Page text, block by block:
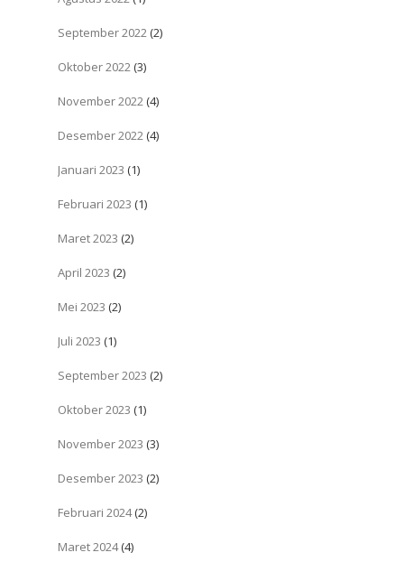
September 2022 (2)
Oktober 2022 (3)
November 2022 (4)
Desember 2022 (4)
Januari 2023 (1)
Februari 2023 (1)
Maret 2023 (2)
April 2023 (2)
Mei 2023 (2)
Juli 2023 (1)
September 2023 (2)
Oktober 2023 (1)
November 2023 (3)
Desember 2023 (2)
Februari 2024(2)
Maret 2024(4)